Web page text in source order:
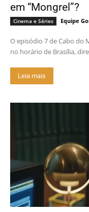
em “Mongrel”?
Cinema e Séries Equipe
O episódio 7 de Cabo do
no horário de Brasília,
Leia mais